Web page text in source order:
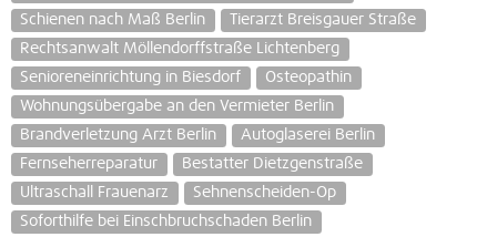
Schienen nach Maß Berlin
Tierarzt Breisgauer Straße
Rechtsanwalt Möllendorffstraße Lichtenberg
Senioreneinrichtung in Biesdorf
Osteopathin
Wohnungsübergabe an den Vermieter Berlin
Brandverletzung Arzt Berlin
Autoglaserei Berlin
Fernseherreparatur
Bestatter Dietzgenstraße
Ultraschall Frauenarz
Sehnenscheiden-Op
Soforthilfe bei Einschbruchschaden Berlin